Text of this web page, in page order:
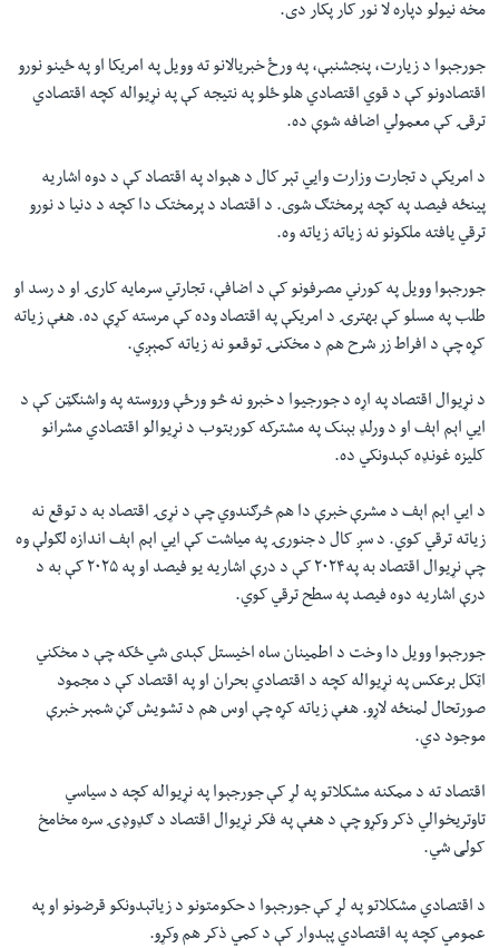
مخه نیولو دپاره لا نور کار پکار دی.
جورجېوا د زیارت، پنجشنبې، په ورځ خبریالانو ته وویل په امریکا او په ځینو نورو
اقتصادونو کې د قوي اقتصادي هلو ځلو په نتیجه کې په نړیواله کچه اقتصادي
ترقۍ کې معمولي اضافه شوې ده.
د امریکې د تجارت وزارت وايي تېر کال د هېواد په اقتصاد کې د دوه اشاریه
پینځه فیصد په کچه پرمختګ شوی. د اقتصاد د پرمختک دا کچه د دنیا د نورو
ترقي یافته ملکونو نه زیاته زیاته وه.
جورجېوا وویل په کورني مصرفونو کې د اضافې، تجارتي سرمایه کارۍ او د رسد او
طلب په مسلو کې بهترۍ د امریکې په اقتصاد وده کې مرسته کړې ده. هغې زیاته
کړه چې د افراط زر شرح هم د مخکنۍ توقعو نه زیاته کمېږي.
د نړیوال اقتصاد په اړه د جورجیوا د خبرو نه څو ورځې وروسته په واشنګټن کې د
ايي اېم اېف او د ورلډ بېنک په مشترکه کوربتوب د نړیوالو اقتصادي مشرانو
کلیزه غونډه کېدونکي ده.
د ايي اېم اېف د مشرې خبرې دا هم څرګندوي چې د نړۍ اقتصاد به د توقع نه
زیاته ترقي کوي. د سږ کال د جنورۍ په میاشت کې ايي اېم اېف اندازه لګولې وه
چې نړیوال اقتصاد به په۲۰۲۴ کې د درې اشاریه یو فیصد او په ۲۰۲۵ کې به د
درې اشاریه دوه فیصد په سطح ترقي کوي.
جورجېوا وویل دا وخت د اطمینان ساه اخیستل کېدی شي ځکه چې د مخکني
اټکل برعکس په نړیواله کچه د اقتصادي بحران او په اقتصاد کې د مجمود
صورتحال لمنځه لاړو. هغې زیاته کړه چې اوس هم د تشویش ګڼ شمېر خبرې
موجود دي.
اقتصاد ته د ممکنه مشکلاتو په لړ کې جورجېوا په نړیواله کچه د سیاسي
تاوتریخوالي ذکر وکړو چې د هغې په فکر نړیوال اقتصاد د ګډوډۍ سره مخامخ
کولی شي.
د اقتصادي مشکلاتو په لړ کې جورجېوا د حکومتونو د زیاتېدونکو قرضونو او په
عمومي کچه په اقتصادي پېدوار کې د کمي ذکر هم وکړو.